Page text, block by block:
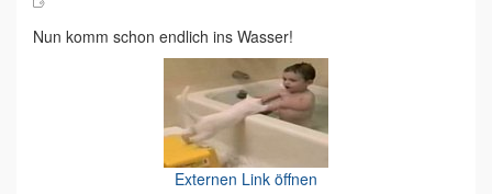
Nun komm schon endlich ins Wasser!
Externen Link öffnen